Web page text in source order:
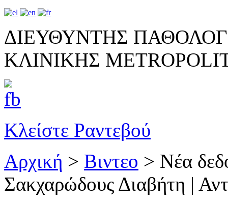
ΔΙΕΥΘΥΝΤΗΣ
ΚΛΙΝΙΚΗΣ
Κλείστε Ραντεβού
Αρχική > Βιντεο > Νέα
Σακχαρώδους Διαβήτη |